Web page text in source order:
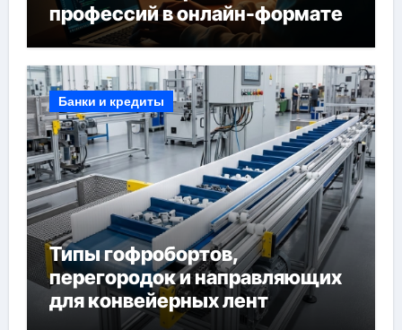
профессий в онлайн-формате
Банки и кредиты
Типы гофробортов,
перегородок и направляющих
для конвейерных лент